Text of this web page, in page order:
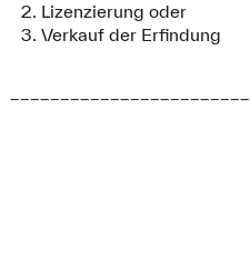
Lizenzierung oder
Verkauf der Erfindung